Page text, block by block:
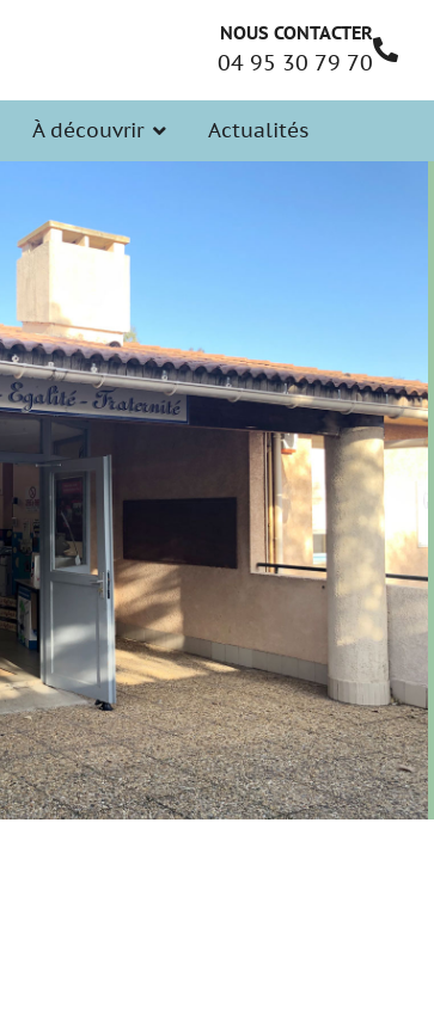
NOUS CONTACTER
04 95 30 79 70
À découvrir Actualités